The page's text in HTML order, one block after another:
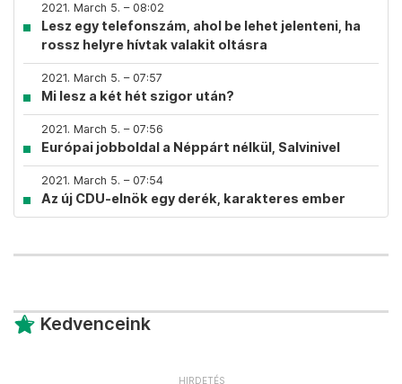
2021. March 5. – 08:02
Lesz egy telefonszám, ahol be lehet jelenteni, ha
rossz helyre hívtak valakit oltásra
2021. March 5. – 07:57
Mi lesz a két hét szigor után?
2021. March 5. – 07:56
Európai jobboldal a Néppárt nélkül, Salvinivel
2021. March 5. – 07:54
Az új CDU-elnök egy derék, karakteres ember
Kedvenceink